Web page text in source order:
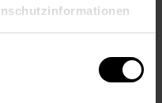
Arbeitsplatz oder Omas
finden Sie immer das